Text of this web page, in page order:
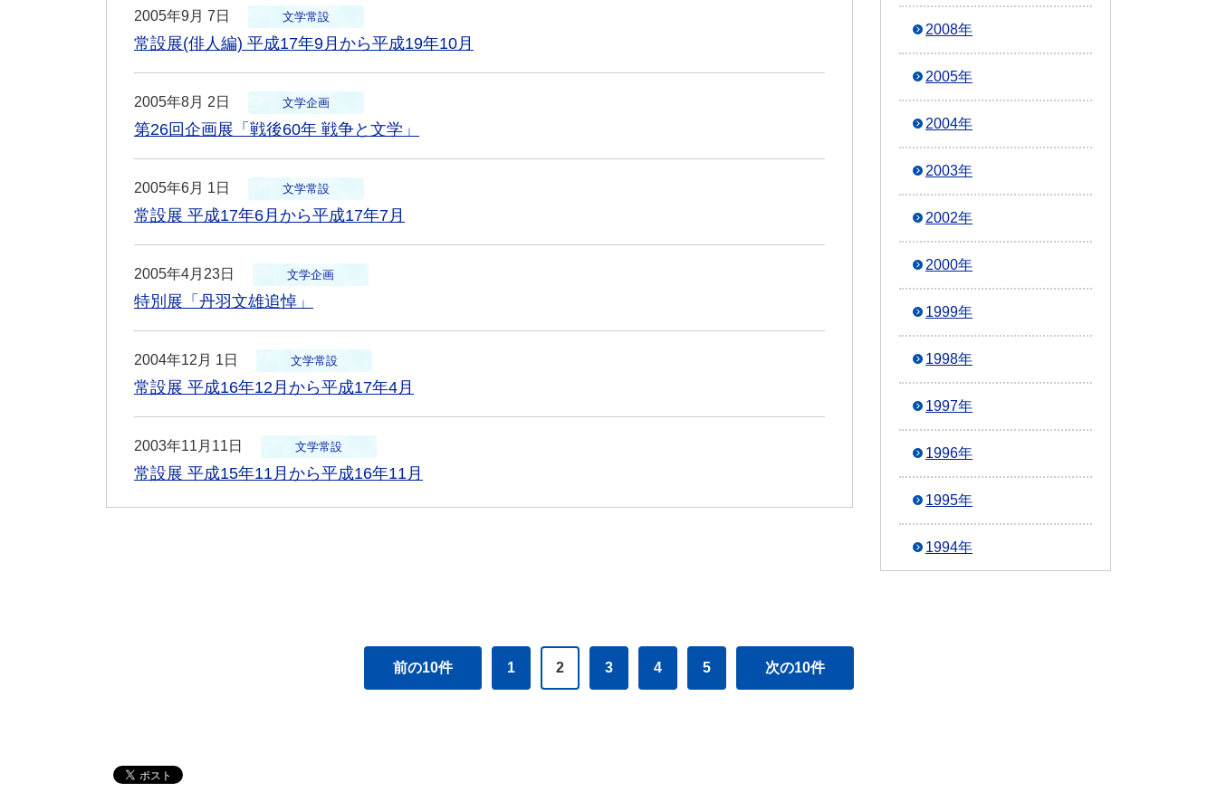
2005年9月 7日 文学常設
常設展(俳人編) 平成17年9月から平成19年10月
2005年8月 2日 文学企画
第26回企画展「戦後60年 戦争と文学」
2005年6月 1日 文学常設
常設展 平成17年6月から平成17年7月
2005年4月23日 文学企画
特別展「丹羽文雄追悼」
2004年12月 1日 文学常設
常設展 平成16年12月から平成17年4月
2003年11月11日 文学常設
常設展 平成15年11月から平成16年11月
2008年
2005年
2004年
2003年
2002年
2000年
1999年
1998年
1997年
1996年
1995年
1994年
前の10件 1 2 3 4 5 次の10件